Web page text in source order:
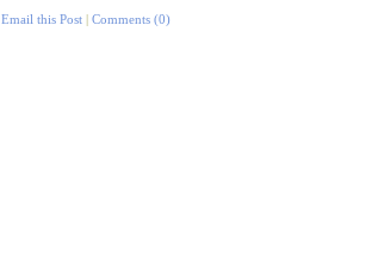
Email this Post Comments (0)